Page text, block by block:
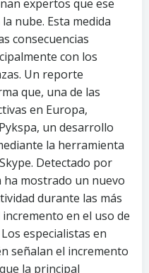
expertos que ese
nube. Esta medida
consecuencias
con los
Un reporte
que, una de las
en Europa,
un desarrollo
la herramienta
Detectado por
ha mostrado un nuevo
durante las más
en el uso de
especialistas en
señalan el incremento
la principal